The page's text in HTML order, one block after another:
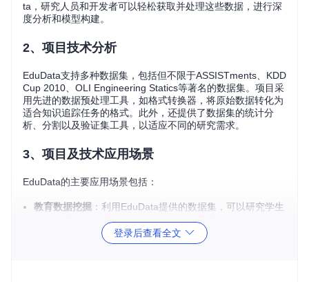
ta，研究人员和开发者可以轻松获取并处理这些数据，进行深
度分析和模型构建。
2、项目技术分析
EduData支持多种数据集，包括但不限于ASSISTments、KDD
Cup 2010、OLI Engineering Statics等著名的数据集。项目采
用先进的数据预处理工具，如格式转换器，将原始数据转化为
适合知识追踪任务的格式。此外，还提供了数据集的统计分
析、分割以及验证集工具，以适应不同的研究需求。
3、项目及技术应用场景
EduData的主要应用场景包括：
教育数据挖掘 ：利用EduData提供的数据集，可以研究学生
的学习模式，发现影响学习成效的关键因素。
：通过预处理工具，研究人员可以构建模型来预测
登录后查看全文